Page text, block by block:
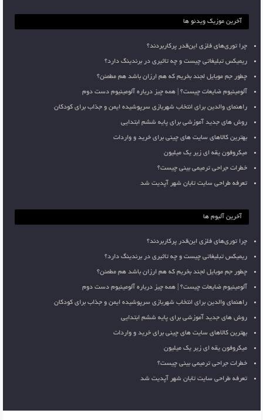
آخرین موزیک ویدئو ها
چرا توری‌های فلزی این‌قدر پرکاربردند؟
ریمیکس تبلیغاتی چیست و چه تاثیری در برندینگ دارد؟
چطور جم موبایل لجند بخریم که هم ارزان باشد هم مطمئن؟
آلومینیوم ضایعات چیست؟ | همه چیز درباره آلومینیوم دست دوم
راهنمای والدین برای انتخاب شهربازی سرپوشیده ایمن و جذاب برای کودکان
روش های جدید آموزشی برای پایه ششم ابتدایی
بهترین کالاهای سایت های چینی برای خرید و واردات
میکروفون یقه ای زیر یک میلیون
خطرات جراحی ترمیمی بینی چیست؟
تعرفه طراحی سایت تابان شهر آپدیت شد
آخرین آلبوم ها
چرا توری‌های فلزی این‌قدر پرکاربردند؟
ریمیکس تبلیغاتی چیست و چه تاثیری در برندینگ دارد؟
چطور جم موبایل لجند بخریم که هم ارزان باشد هم مطمئن؟
آلومینیوم ضایعات چیست؟ | همه چیز درباره آلومینیوم دست دوم
راهنمای والدین برای انتخاب شهربازی سرپوشیده ایمن و جذاب برای کودکان
روش های جدید آموزشی برای پایه ششم ابتدایی
بهترین کالاهای سایت های چینی برای خرید و واردات
میکروفون یقه ای زیر یک میلیون
خطرات جراحی ترمیمی بینی چیست؟
تعرفه طراحی سایت تابان شهر آپدیت شد